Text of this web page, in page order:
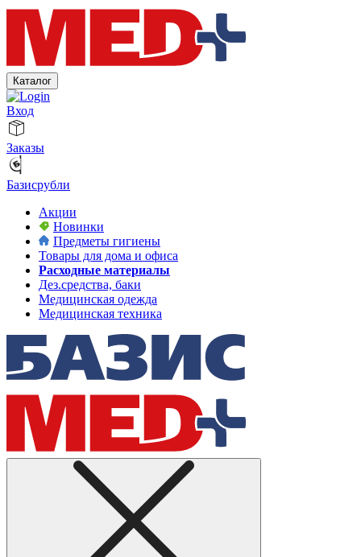
Каталог
Вход
Заказы
Базисрубли
Акции
Новинки
Предметы гигиены
Товары для дома и офиса
Расходные материалы
Дез.средства, баки
Медицинская одежда
Медицинская техника